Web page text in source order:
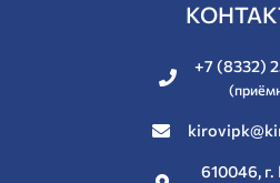
+7 (8332)
610046, г.